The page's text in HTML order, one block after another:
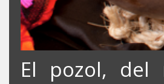
El pozol, del